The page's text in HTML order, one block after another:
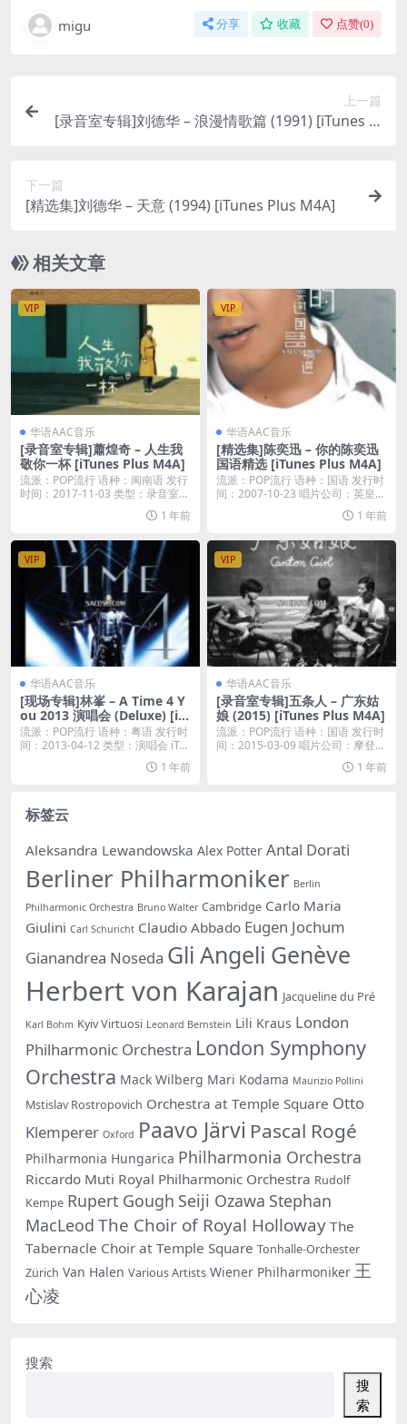
migu 分享 收藏 点赞(0)
上一篇
[录音室专辑]刘德华 – 浪漫情歌篇 (1991) [iTunes Pl
下一篇
[精选集]刘德华 – 天意 (1994) [iTunes Plus M4A]
相关文章
VIP
华语AAC音乐
[录音室专辑]蕭煌奇 – 人生我
敬你一杯 [iTunes Plus M4A]
流派：POP流行 语种：闽南语 发行
时间：2017-11-03 类型：录音室专
1 年前
VIP
华语AAC音乐
[精选集]陈奕迅 – 你的陈奕迅
国语精选 [iTunes Plus M4A]
流派：POP流行 语种：国语 发行时
间：2007-10-23 唱片公司：英皇唱
1 年前
VIP
华语AAC音乐
[现场专辑]林峯 – A Time 4 Y
ou 2013 演唱会 (Deluxe) [iT
unes Plus M4A]
流派：POP流行 语种：粤语 发行时
间：2013-04-12 类型：演唱会 iT...
1 年前
VIP
华语AAC音乐
[录音室专辑]五条人 – 广东姑
娘 (2015) [iTunes Plus M4A]
流派：POP流行 语种：国语 发行时
间：2015-03-09 唱片公司：摩登天
1 年前
标签云
Aleksandra Lewandowska Alex Potter Antal Dorati
Berliner Philharmoniker Berlin
Philharmonic Orchestra Bruno Walter Cambridge Carlo Maria
Giulini Carl Schuricht Claudio Abbado Eugen Jochum
Gianandrea Noseda Gli Angeli Genève
Herbert von Karajan Jacqueline du Pré
Karl Bohm Kyiv Virtuosi Leonard Bernstein Lili Kraus London
Philharmonic Orchestra London Symphony
Orchestra Mack Wilberg Mari Kodama Maurizio Pollini
Mstislav Rostropovich Orchestra at Temple Square Otto
Klemperer Oxford Paavo Järvi Pascal Rogé
Philharmonia Hungarica Philharmonia Orchestra
Riccardo Muti Royal Philharmonic Orchestra Rudolf
Kempe Rupert Gough Seiji Ozawa Stephan
MacLeod The Choir of Royal Holloway The
Tabernacle Choir at Temple Square Tonhalle-Orchester
Zürich Van Halen Various Artists Wiener Philharmoniker 王
心凌
搜索
搜
索